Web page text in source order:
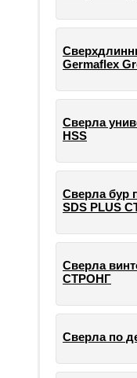
Germaflex
Сверла
HSS
Cверла бур
SDS PLUS
Сверла
СТРОНГ
Сверла по